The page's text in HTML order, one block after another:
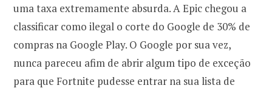
uma taxa extremamente absurda. A Epic chegou a
classificar como ilegal o corte do Google de 30% de
compras na Google Play. O Google por sua vez,
nunca pareceu afim de abrir algum tipo de exceção
para que Fortnite pudesse entrar na sua lista de